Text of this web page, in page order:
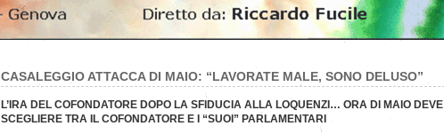
CASALEGGIO ATTACCA DI MAIO: “LAVORATE MALE, SONO DELUSO”
L’IRA DEL COFONDATORE DOPO LA SFIDUCIA ALLA LOQUENZI… ORA DI MAIO DEVE
SCEGLIERE TRA IL COFONDATORE E I “SUOI” PARLAMENTARI